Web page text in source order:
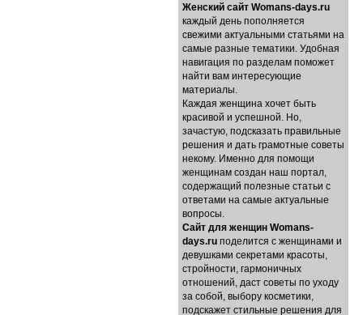
Женский сайт Womans-days.ru
каждый день пополняется
свежими актуальными статьями на
самые разные тематики. Удобная
навигация по разделам поможет
найти вам интересующие
материалы.
Каждая женщина хочет быть
красивой и успешной. Но,
зачастую, подсказать правильные
решения и дать грамотные советы
некому. Именно для помощи
женщинам создан наш портал,
содержащий полезные статьи с
ответами на самые актуальные
вопросы.
Cайт для женщин Womans-
days.ru поделится с женщинами и
девушками секретами красоты,
стройности, гармоничных
отношений, даст советы по уходу
за собой, выбору косметики,
подскажет стильные решения для